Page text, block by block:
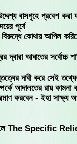
বাসগৃহে প্রবেশ করা
পূর্বে
বিরুদ্ধে কোথায় আপিল
দ্বারা আঘাতের সর্বোচ্চ
দাবী করে সেই
আদালতের রায় কামনা
করবেন - ইহা সাক্ষ্য
হলে The Specific